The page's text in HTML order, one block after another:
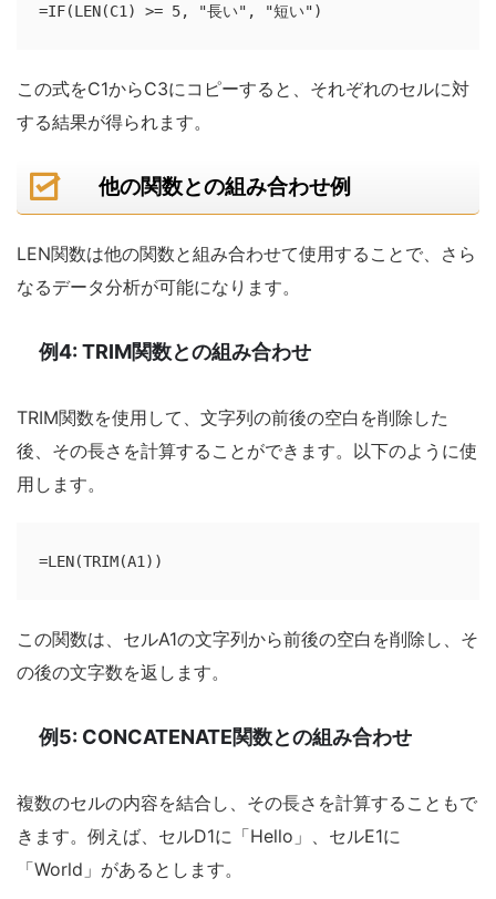
=IF(LEN(C1) >= 5, "長い", "短い")
この式をC1からC3にコピーすると、それぞれのセルに対
する結果が得られます。
他の関数との組み合わせ例
LEN関数は他の関数と組み合わせて使用することで、さら
なるデータ分析が可能になります。
例4: TRIM関数との組み合わせ
TRIM関数を使用して、文字列の前後の空白を削除した
後、その長さを計算することができます。以下のように使
用します。
=LEN(TRIM(A1))
この関数は、セルA1の文字列から前後の空白を削除し、そ
の後の文字数を返します。
例5: CONCATENATE関数との組み合わせ
複数のセルの内容を結合し、その長さを計算することもで
きます。例えば、セルD1に「Hello」、セルE1に
「World」があるとします。